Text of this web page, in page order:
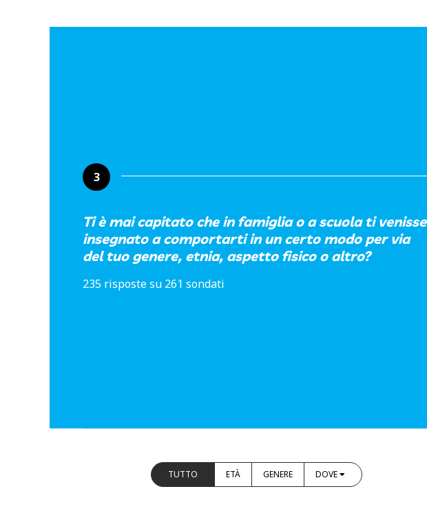
3
Ti è mai capitato che in famiglia o a scuola ti venisse
insegnato a comportarti in un certo modo per via
del tuo genere, etnia, aspetto fisico o altro?
235 risposte su 261 sondati
TUTTO ETÀ GENERE DOVE